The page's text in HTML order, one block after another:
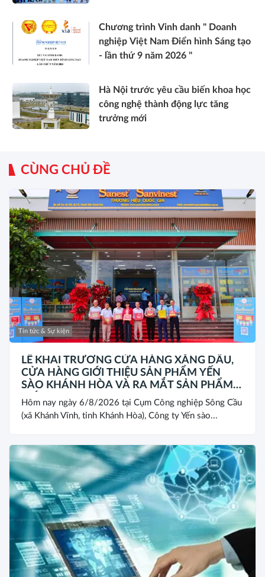
Chương trình Vinh danh " Doanh
nghiệp Việt Nam Điển hình Sáng tạo
- lần thứ 9 năm 2026 "
Hà Nội trước yêu cầu biến khoa học
công nghệ thành động lực tăng
trưởng mới
CÙNG CHỦ ĐỀ
Tin tức & Sự kiện
LỄ KHAI TRƯƠNG CỬA HÀNG XĂNG DẦU,
CỬA HÀNG GIỚI THIỆU SẢN PHẨM YẾN
SÀO KHÁNH HÒA VÀ RA MẮT SẢN PHẨM
MỚI SANEST/SANVINEST SVN79
Hôm nay ngày 6/8/2026 tại Cụm Công nghiệp Sông Cầu
(xã Khánh Vĩnh, tỉnh Khánh Hòa), Công ty Yến sào...